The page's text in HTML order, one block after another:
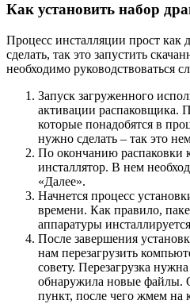
Как установить набор
Процесс инсталляции прост как
сделать, так это запустить
необходимо руководствоваться
Запуск загруженного
активации распаковщика.
которые понадобятся в
нужно сделать – так это
По окончанию распаковки
инсталлятор. В нем
«Далее».
Начнется процесс
времени. Как правило,
аппаратуры
После завершения
нам перезагрузить
совету. Перезагрузка
обнаружила новые файлы.
пункт, после чего жмем на